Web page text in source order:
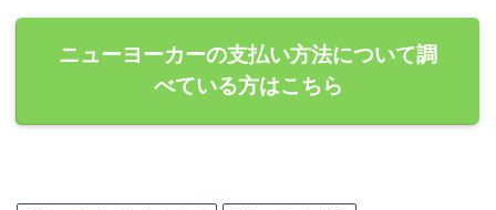
ニューヨーカーの支払い方法について調
べている方はこちら